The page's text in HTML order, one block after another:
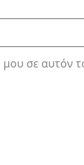
σε αυτόν